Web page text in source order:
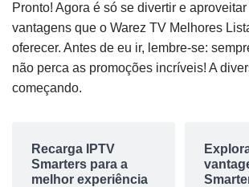
Pronto! Agora é só se divertir e
vantagens que o Warez TV Melhores
oferecer. Antes de eu ir, lembre-se:
não perca as promoções incríveis! A
começando.
Recarga IPTV
Smarters para a
melhor experiência